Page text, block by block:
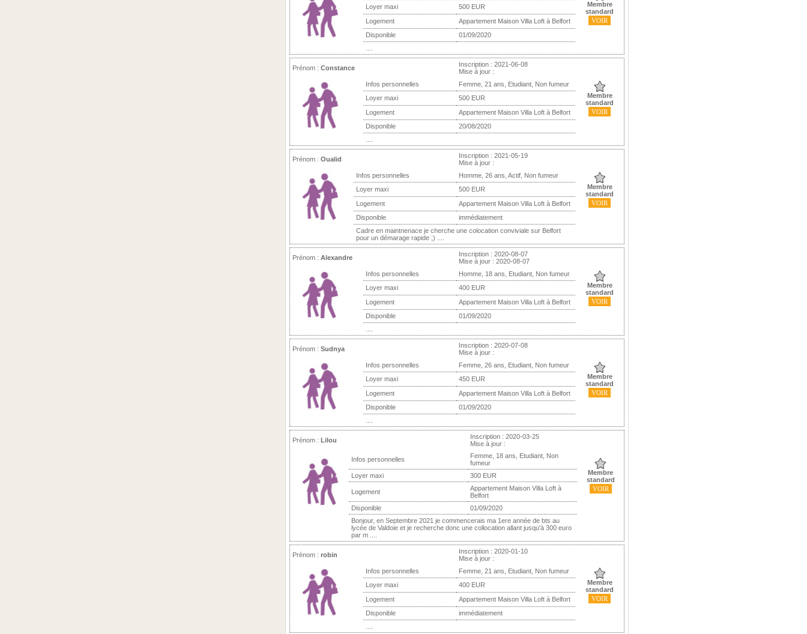
Membre
standard
VOIR
Loyer maxi
500 EUR
Logement
Appartement Maison Villa Loft à Belfort
Disponible
01/09/2020
Prénom : Constance
Inscription : 2021-06-08
Mise à jour :
Infos personnelles
Femme, 21 ans, Etudiant, Non fumeur
Membre
standard
VOIR
Loyer maxi
500 EUR
Logement
Appartement Maison Villa Loft à Belfort
Disponible
20/08/2020
Prénom : Oualid
Inscription : 2021-05-19
Mise à jour :
Infos personnelles
Homme, 26 ans, Actif, Non fumeur
Membre
standard
VOIR
Loyer maxi
500 EUR
Logement
Appartement Maison Villa Loft à Belfort
Disponible
immédiatement
Cadre en maintnenace je cherche une colocation conviviale sur Belfort
pour un démarage rapide ;) ....
Prénom : Alexandre
Inscription : 2020-08-07
Mise à jour : 2020-08-07
Infos personnelles
Homme, 18 ans, Etudiant, Non fumeur
Membre
standard
VOIR
Loyer maxi
400 EUR
Logement
Appartement Maison Villa Loft à Belfort
Disponible
01/09/2020
Prénom : Sudnya
Inscription : 2020-07-08
Mise à jour :
Infos personnelles
Femme, 26 ans, Etudiant, Non fumeur
Membre
standard
VOIR
Loyer maxi
450 EUR
Logement
Appartement Maison Villa Loft à Belfort
Disponible
01/09/2020
Prénom : Lilou
Inscription : 2020-03-25
Mise à jour :
Infos personnelles
Femme, 18 ans, Etudiant, Non
fumeur
Membre
standard
VOIR
Loyer maxi 300 EUR
Logement
Appartement Maison Villa Loft à
Belfort
Disponible
01/09/2020
Bonjour, en Septembre 2021 je commencerais ma 1ere année de bts au
lycée de Valdoie et je recherche donc une collocation allant jusqu'à 300 euro
par m ....
Prénom : robin
Inscription : 2020-01-10
Mise à jour :
Infos personnelles
Femme, 21 ans, Etudiant, Non fumeur
Membre
standard
VOIR
Loyer maxi
400 EUR
Logement
Appartement Maison Villa Loft à Belfort
Disponible
immédiatement